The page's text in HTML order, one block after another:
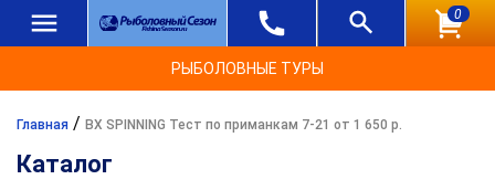
0
РЫБОЛОВНЫЕ ТУРЫ
Главная / BX SPINNING Тест по приманкам 7-21 от 1 650 р.
Каталог